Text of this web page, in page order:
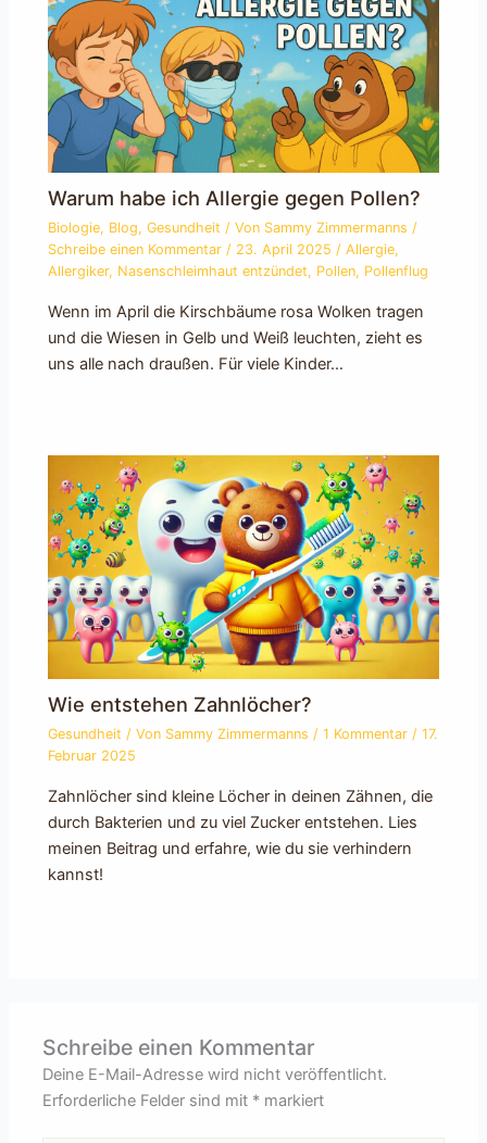
Warum habe ich Allergie gegen Pollen?
Biologie, Blog,Gesundheit / Von Sammy Zimmermanns/
Schreibe einen Kommentar / 23. April 2025/Allergie,
Allergiker, Nasenschleimhaut entzündet, Pollen, Pollenflug
Wenn im April die Kirschbäume rosa Wolken tragen
und die Wiesen in Gelb und Weiß leuchten, zieht es
uns alle nach draußen. Für viele Kinder…
Wie entstehen Zahnlöcher?
Gesundheit / Von Sammy Zimmermanns/1 Kommentar /17.
Februar 2025
Zahnlöcher sind kleine Löcher in deinen Zähnen, die
durch Bakterien und zu viel Zucker entstehen. Lies
meinen Beitrag und erfahre, wie du sie verhindern
kannst!
Schreibe einen Kommentar
Deine E-Mail-Adresse wird nicht veröffentlicht.
Erforderliche Felder sind mit * markiert